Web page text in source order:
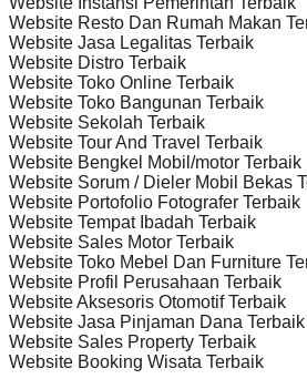
Website Resto Dan Rumah Makan
Website Jasa Legalitas Terbaik
Website Distro Terbaik
Website Toko Online Terbaik
Website Toko Bangunan Terbaik
Website Sekolah Terbaik
Website Tour And Travel Terbaik
Website Bengkel Mobil/motor Terbaik
Website Sorum / Dieler Mobil Bekas
Website Portofolio Fotografer Terbaik
Website Tempat Ibadah Terbaik
Website Sales Motor Terbaik
Website Toko Mebel Dan Furniture
Website Profil Perusahaan Terbaik
Website Aksesoris Otomotif Terbaik
Website Jasa Pinjaman Dana Terbaik
Website Sales Property Terbaik
Website Booking Wisata Terbaik